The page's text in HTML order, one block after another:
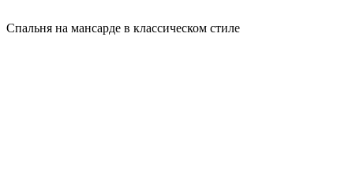
Спальня на мансарде в классическом стиле